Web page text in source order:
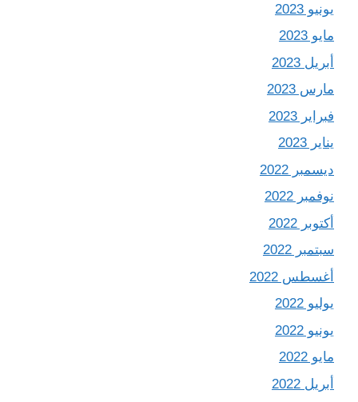
يونيو 2023
مايو 2023
أبريل 2023
مارس 2023
فبراير 2023
يناير 2023
ديسمبر 2022
نوفمبر 2022
أكتوبر 2022
سبتمبر 2022
أغسطس 2022
يوليو 2022
يونيو 2022
مايو 2022
أبريل 2022